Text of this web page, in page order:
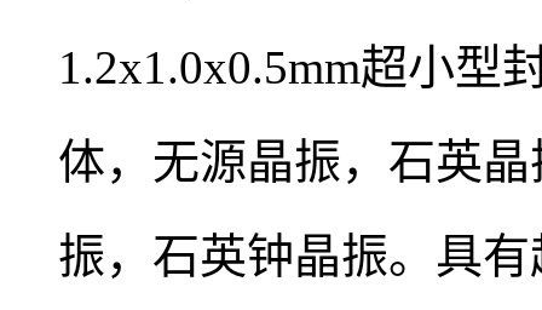
1.2x1.0x0.5mm超小型
体， 无源晶振， 石英
振，石英钟晶振。 具有